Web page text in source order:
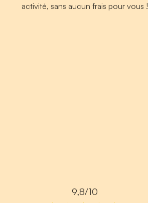
activité, sans aucun frais pour vous !
9,8/10